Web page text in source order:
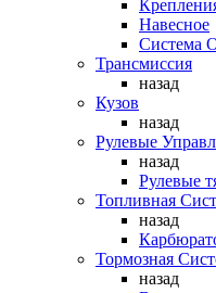
Навесное
Система
Трансмиссия
назад
Кузов
назад
Рулевые
назад
Рулевые
Топливная
назад
Тормозная
назад